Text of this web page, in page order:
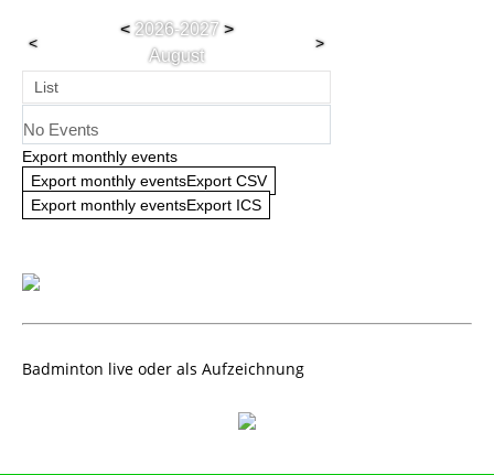
<
<2026-2027 >
August
>
List
No Events
Export monthly events
Export monthly eventsExport CSV
Export monthly eventsExport ICS
Badminton live oder als Aufzeichnung